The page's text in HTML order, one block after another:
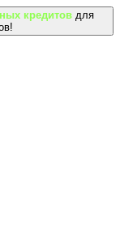
кредитов для